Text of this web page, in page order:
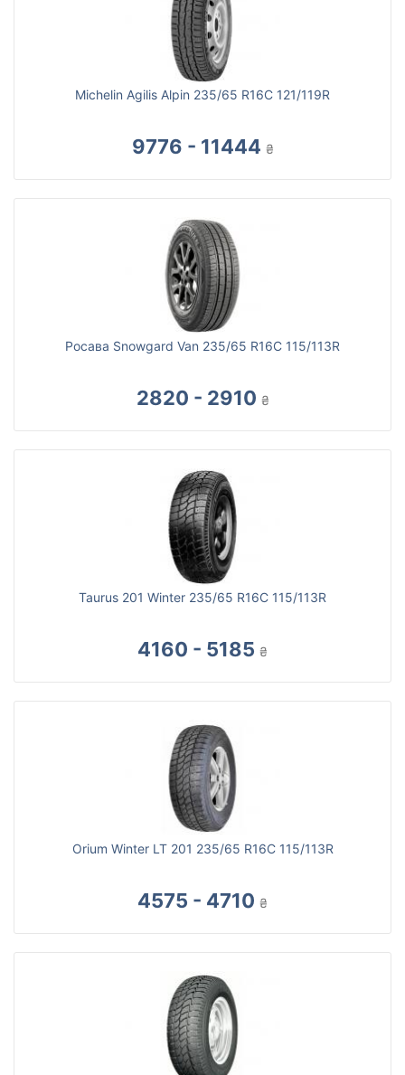
Michelin Agilis Alpin 235/65 R16C 121/119R
9776 - 11444 ₴
Росава Snowgard Van 235/65 R16C 115/113R
2820 - 2910 ₴
Taurus 201 Winter 235/65 R16C 115/113R
4160 - 5185 ₴
Orium Winter LT 201 235/65 R16C 115/113R
4575 - 4710 ₴